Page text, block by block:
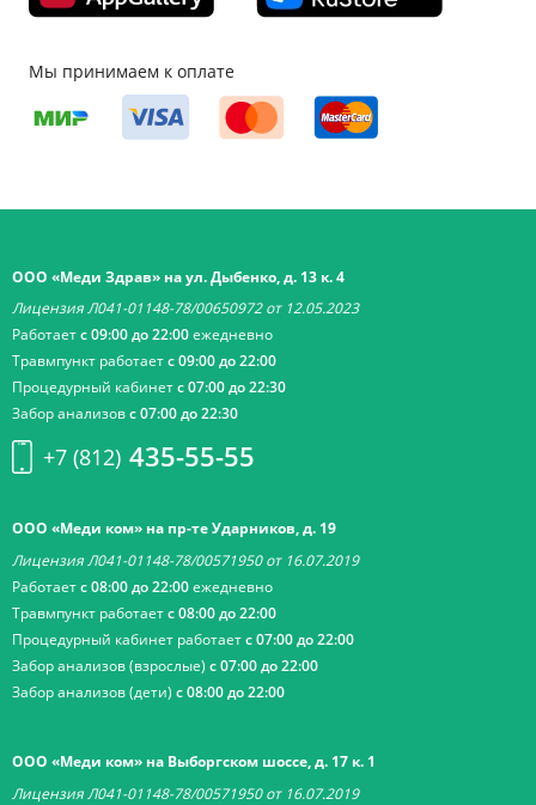
Мы принимаем к оплате
ООО «Меди Здрав» на ул. Дыбенко, д. 13 к. 4
Лицензия Л041-01148-78/00650972 от 12.05.2023
Работаетс 09:00 до 22:00ежедневно
Травмпункт работаетс 09:00 до 22:00
Процедурный кабинетс 07:00 до 22:30
Забор анализовс 07:00 до 22:30
+7 (812) 435-55-55
ООО «Меди ком» на пр-те Ударников, д. 19
Лицензия Л041-01148-78/00571950 от 16.07.2019
Работаетс 08:00 до 22:00ежедневно
Травмпункт работаетс 08:00 до 22:00
Процедурный кабинет работаетс 07:00 до 22:00
Забор анализов (взрослые) с 07:00 до 22:00
Забор анализов (дети) с 08:00 до 22:00
ООО «Меди ком» на Выборгском шоссе, д. 17 к. 1
Лицензия Л041-01148-78/00571950 от 16.07.2019